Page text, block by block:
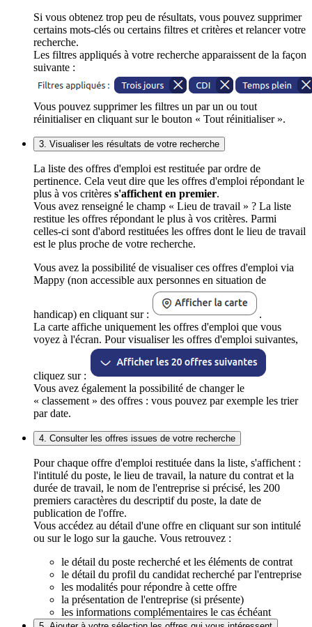
Si vous obtenez trop peu de résultats, vous pouvez supprimer
certains mots-clés ou certains filtres et critères et relancer votre
recherche.
Les filtres appliqués à votre recherche apparaissent de la façon
suivante :
Vous pouvez supprimer les filtres un par un ou tout
réinitialiser en cliquant sur le bouton « Tout réinitialiser ».
3. Visualiser les résultats de votre recherche
La liste des offres d'emploi est restituée par ordre de
pertinence. Cela veut dire que les offres d'emploi répondant le
plus à vos critères s'affichent en premier.
Vous avez renseigné le champ « Lieu de travail » ? La liste
restitue les offres répondant le plus à vos critères. Parmi
celles-ci sont d'abord restituées les offres dont le lieu de travail
est le plus proche de votre recherche.
Vous avez la possibilité de visualiser ces offres d'emploi via
Mappy (non accessible aux personnes en situation de
handicap) en cliquant sur :
.
La carte affiche uniquement les offres d'emploi que vous
voyez à l'écran. Pour visualiser les offres d'emploi suivantes,
cliquez sur :
Vous avez également la possibilité de changer le
« classement » des offres : vous pouvez par exemple les trier
par date.
4. Consulter les offres issues de votre recherche
Pour chaque offre d'emploi restituée dans la liste, s'affichent :
l'intitulé du poste, le lieu de travail, la nature du contrat et la
durée de travail, le nom de l'entreprise si précisé, les 200
premiers caractères du descriptif du poste, la date de
publication de l'offre.
Vous accédez au détail d'une offre en cliquant sur son intitulé
ou sur le logo sur la gauche. Vous retrouvez :
le détail du poste recherché et les éléments de contrat
le détail du profil du candidat recherché par l'entreprise
les modalités pour répondre à cette offre
la présentation de l'entreprise (si présente)
les informations complémentaires le cas échéant